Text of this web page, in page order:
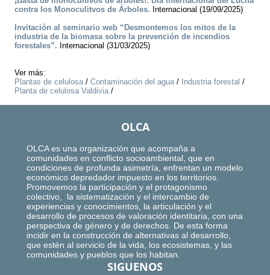
contra los Monoculitvos de Árboles. Internacional (19/09/2025)
Invitación al seminario web “Desmontemos los mitos de la
industria de la biomasa sobre la prevención de incendios
forestales”. Internacional (31/03/2025)
Ver más:
Plantas de celulosa/ Contaminación del agua/ Industria forestal /
Planta de celulosa Valdivia/
OLCA
OLCA es una organización que acompaña a
comunidades en conflicto socioambiental, que en
condiciones de profunda asimetría, enfrentan un modelo
económico depredador impuesto en los territorios.
Promovemos la participación y el protagonismo
colectivo, la sistematización y el intercambio de
experiencias y conocimientos, la articulación y el
desarrollo de procesos de valoración identitaria, con una
perspectiva de género y de derechos. De esta forma
incidir en la construcción de alternativas al desarrollo,
que estén al servicio de la vida, los ecosistemas, y las
comunidades y pueblos que los habitan.
SIGUENOS